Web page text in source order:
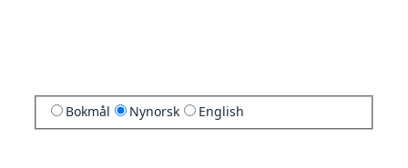
Bokmål Nynorsk English